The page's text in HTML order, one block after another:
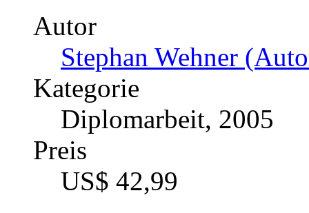
Autor
Stephan Wehner
Kategorie
Diplomarbeit, 2005
Preis
US$ 42,99